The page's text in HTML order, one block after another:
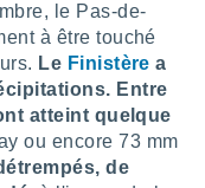
le Pas-de-
à être touché
Le Finistère a
Entre
atteint quelque
ou encore 73 mm
de